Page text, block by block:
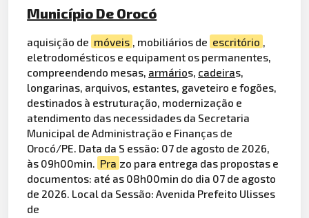
Município De Orocó
aquisição de móveis , mobiliários de escritório
eletrodomésticos e equipament os permanentes,
compreendendo mesas, armários, cadeiras,
longarinas, arquivos, estantes, gaveteiro e fogões,
destinados à estruturação, modernização e
atendimento das necessidades da Secretaria
Municipal de Administração e Finanças de
Orocó/PE. Data da S essão: 07 de agosto de 2026,
às 09h00min.
Pra zo para entrega das propostas e
documentos: até as 08h00min do dia 07 de agosto
de 2026. Local da Sessão: Avenida Prefeito Ulisses
de